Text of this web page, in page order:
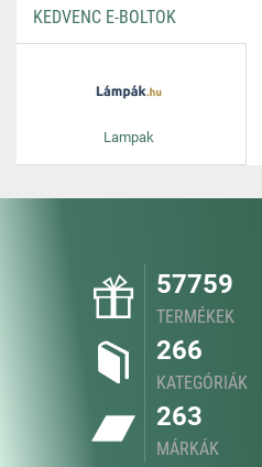
KEDVENC E-BOLTOK
Lampak
57759
TERMÉKEK
266
KATEGÓRIÁK
263
MÁRKÁK